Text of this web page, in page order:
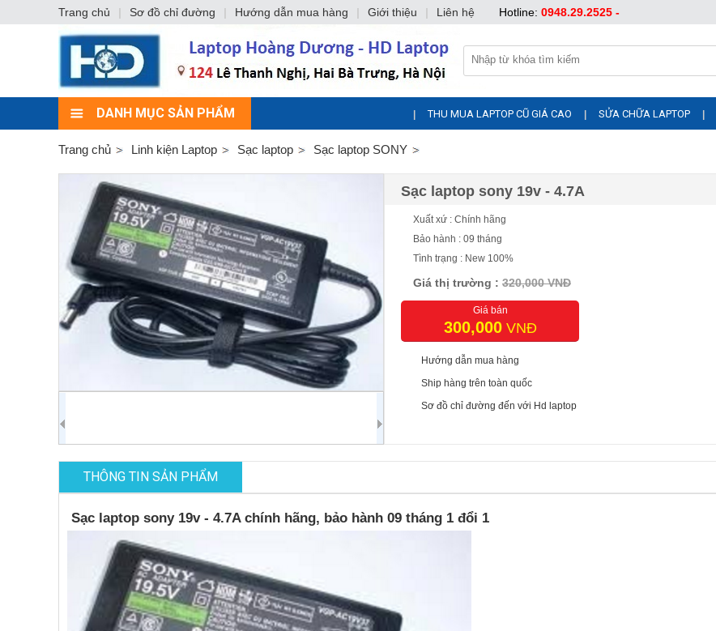
DANH MỤC SẢN PHẨM THU MUA LAPTOP CŨ GIÁ CAO SỬA CHỮA LAPTOP
Trang chủ Linh kiện Laptop Sạc laptop Sạc laptop SONY
Sạc laptop sony 19v - 4.7A
Xuất xứ : Chính hãng
Bảo hành : 09 tháng
Tình trạng : New 100%
Giá thị trường : 320,000 VNĐ
Giá bán
300,000VNĐ
Hướng dẫn mua hàng
Ship hàng trên toàn quốc
Sơ đồ chỉ đường đến với Hd laptop
THÔNG TIN SẢN PHẨM
Sạc laptop sony 19v - 4.7A chính hãng, bảo hành 09 tháng 1 đổi 1
Trang chủ | Sơ đồ chỉ đường | Hướng dẫn mua hàng | Giới thiệu | Liên hệ Hotline: 0948.29.2525 -